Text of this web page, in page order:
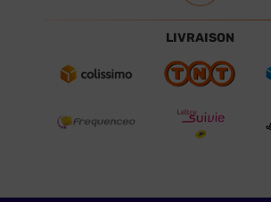
LIVRAISON